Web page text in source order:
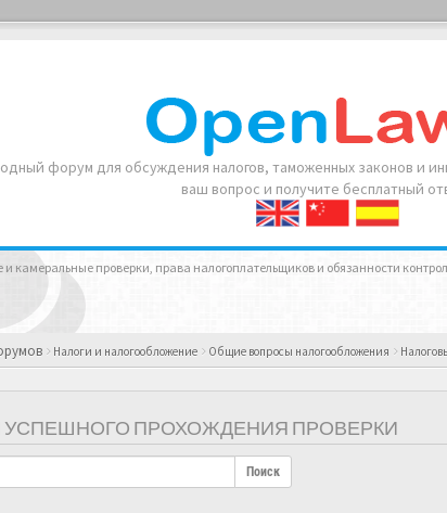
форум для обсуждения налогов, таможенных законов и
ваш вопрос и получите бесплатный
камеральные проверки, права налогоплательщиков и обязанности
Налоги и налогообложение Общие вопросы налогообложения
УСПЕШНОГО ПРОХОЖДЕНИЯ ПРОВЕРКИ
Поиск